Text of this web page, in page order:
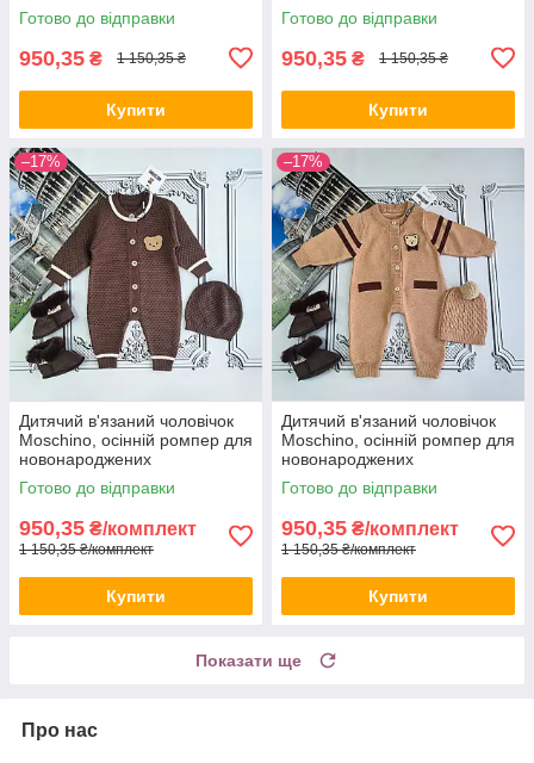
Готово до відправки
950,35 ₴ 1 150,35 ₴
Купити
Готово до відправки
950,35 ₴ 1 150,35 ₴
Купити
–17%
Дитячий в'язаний чоловічок
Moschino, осінній ромпер для
новонароджених
Готово до відправки
950,35 ₴/комплект
1 150,35 ₴/комплект
Купити
–17%
Дитячий в'язаний чоловічок
Moschino, осінній ромпер для
новонароджених
Готово до відправки
950,35 ₴/комплект
1 150,35 ₴/комплект
Купити
Показати ще
Про нас